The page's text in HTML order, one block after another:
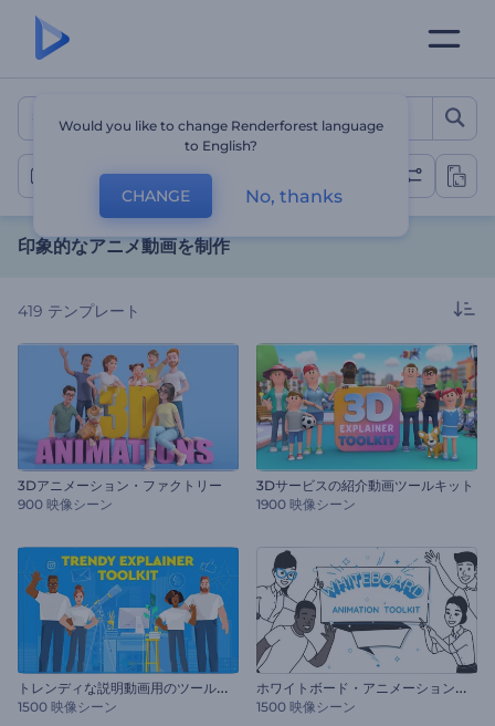
印象的なアニメ動画を制作
アニメ化動画
印象的なアニメ動画を制作
419 テンプレート
3Dアニメーション・ファクトリー
900 映像シーン
3Dサービスの紹介動画ツールキット
1900 映像シーン
ト
レンディな説明動画用のツールキット
1500 映像シーン
ホ
ワイトボード・アニメーションのツールキット
1500 映像シーン
Would you like to change Renderforest language
to English?
CHANGE No, thanks